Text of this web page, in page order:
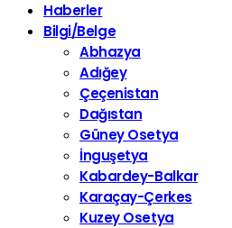
Haberler
Bilgi/Belge
Abhazya
Adığey
Çeçenistan
Dağıstan
Güney Osetya
İnguşetya
Kabardey-Balkar
Karaçay-Çerkes
Kuzey Osetya